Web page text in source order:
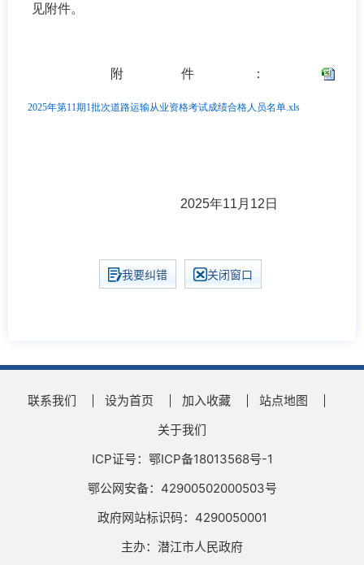
见附件。
附件：
2025年第11期1批次道路运输从业资格考试成绩合格人员名单.xls
2025年11月12日
我要纠错 关闭窗口
联系我们 设为首页 加入收藏
站点地图
关于我们
ICP证号：鄂ICP备18013568号-1
鄂公网安备：42900502000503号
政府网站标识码：4290050001
主办：潜江市人民政府